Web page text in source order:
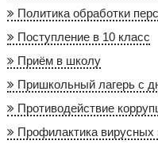
Политика обработки
Поступление в 10 класс
Приём в школу
Пришкольный лагерь с
Противодействие
Профилактика вирусных